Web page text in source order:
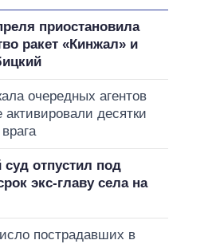
приостановила
ракет «Кинжал» и
очередных агентов
десятки
отпустил под
экс-главу села на
пострадавших в